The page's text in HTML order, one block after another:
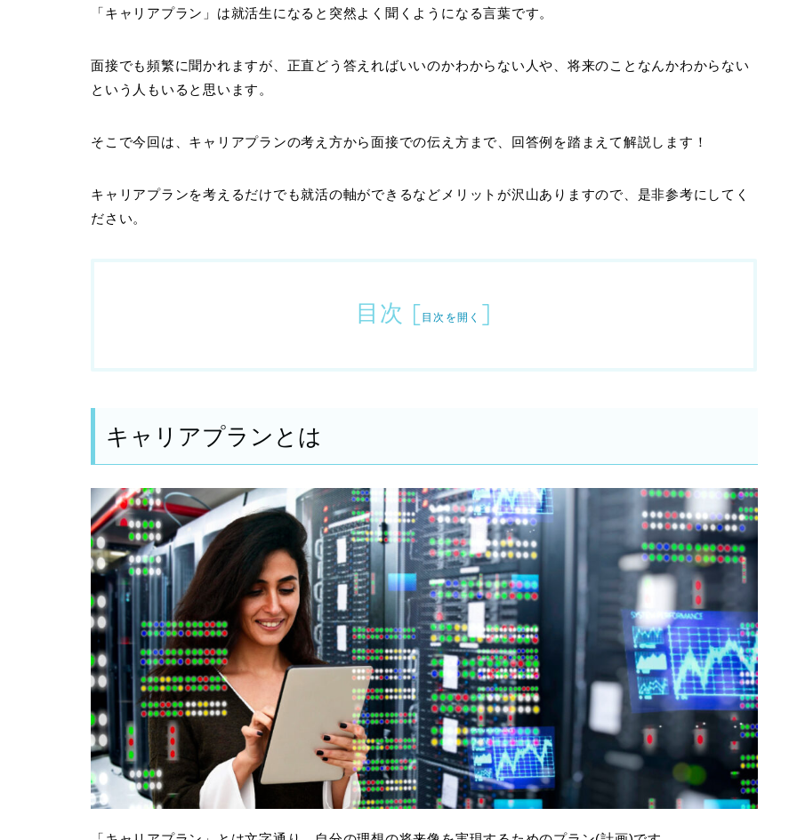
「キャリアプラン」は就活生になると突然よく聞くようになる言葉です。
面接でも頻繁に聞かれますが、正直どう答えればいいのかわからない人や、将来のことなんかわからない
という人もいると思います。
そこで今回は、キャリアプランの考え方から面接での伝え方まで、回答例を踏まえて解説します！
キャリアプランを考えるだけでも就活の軸ができるなどメリットが沢山ありますので、是非参考にしてく
ださい。
目次 [目次を開く ]
キャリアプランとは